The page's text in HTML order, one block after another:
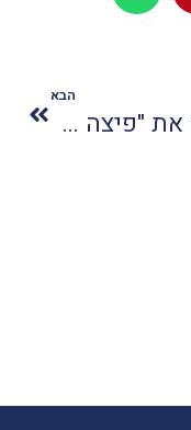
הבא
הכירו את "פיצה EXTRA" של דומינו'ס